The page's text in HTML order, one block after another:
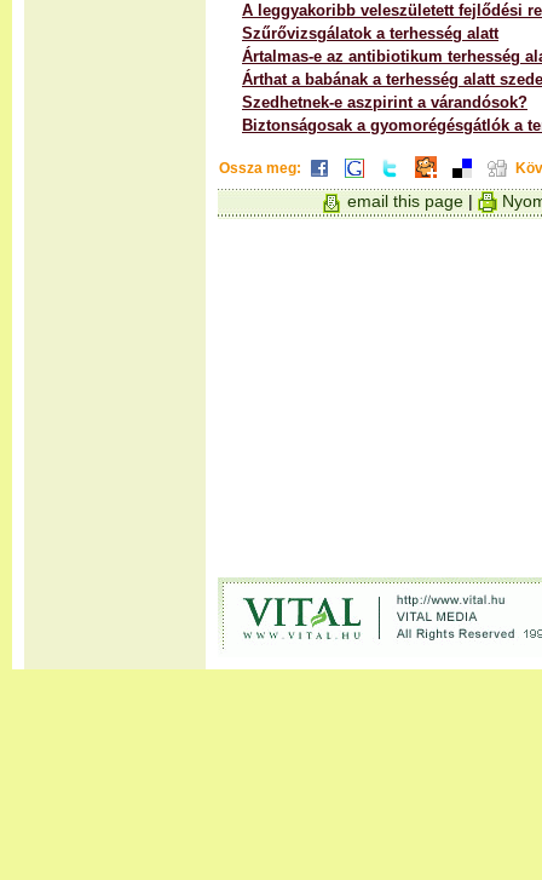
A leggyakoribb veleszületett fejlődési
Szűrővizsgálatok a terhesség alatt
Ártalmas-e az antibiotikum terhesség
Árthat a babának a terhesség alatt
Szedhetnek-e aszpirint a várandósok?
Biztonságosak a gyomorégésgátlók a
Ossza meg:
email this page |